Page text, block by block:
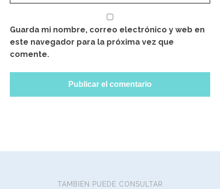
Guarda mi nombre, correo electrónico y web en
este navegador para la próxima vez que
comente.
TAMBIEN PUEDE CONSULTAR